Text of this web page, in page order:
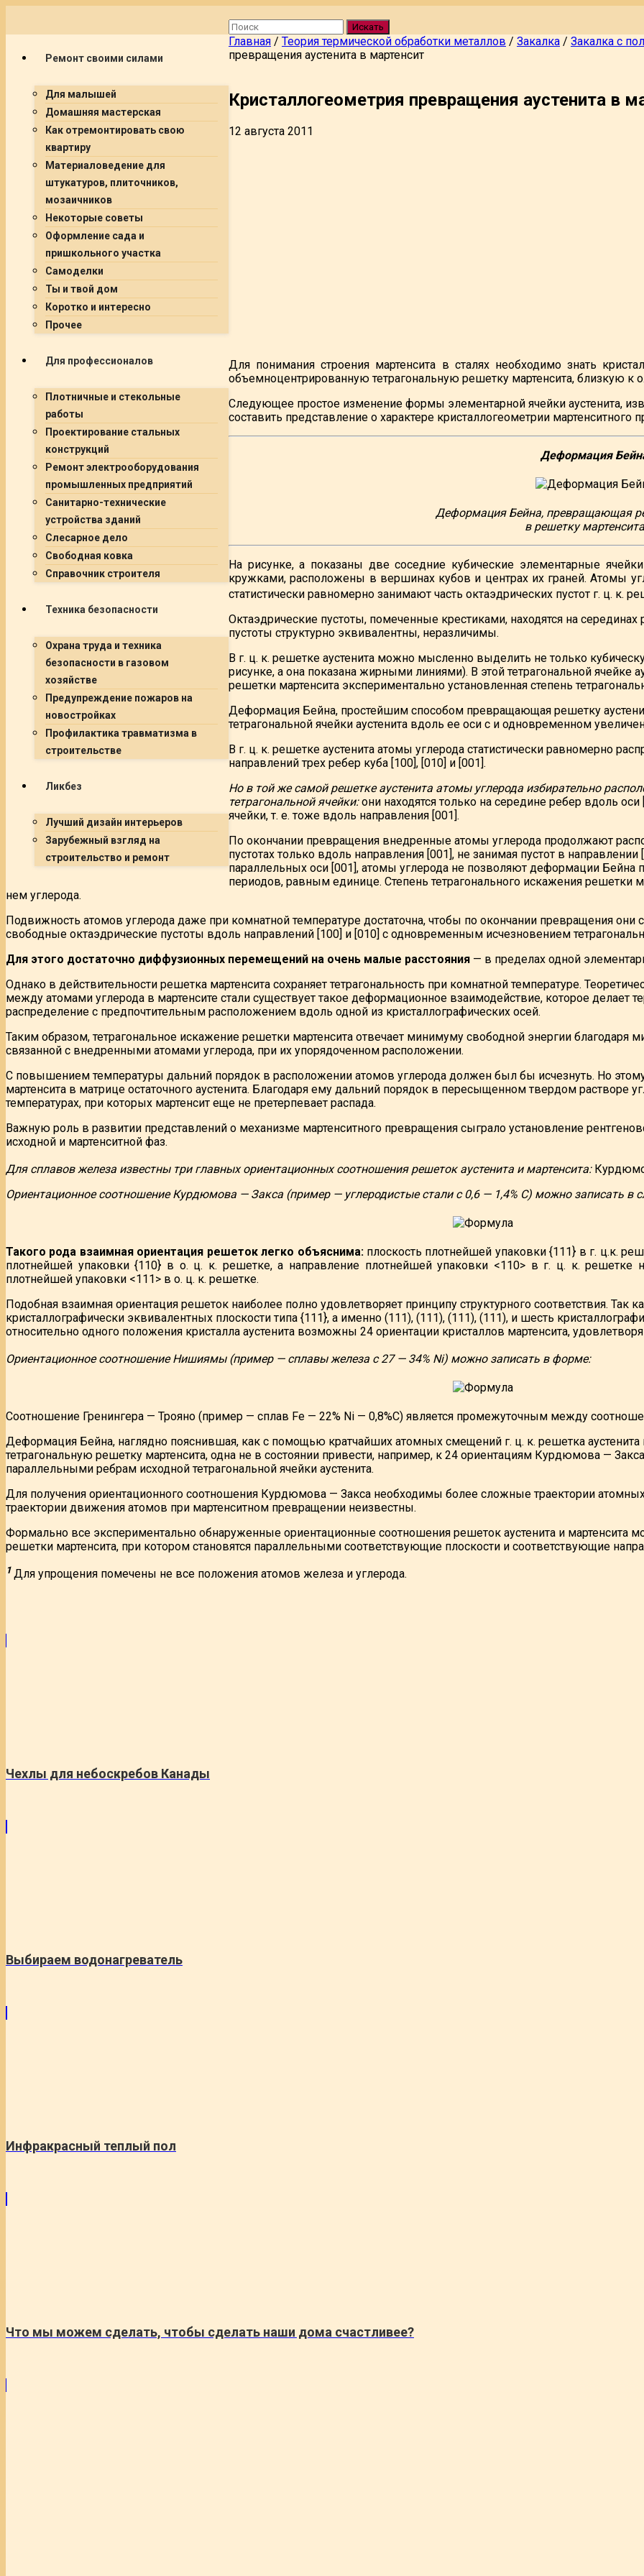
Ремонт своими силами
Для малышей
Домашняя мастерская
Как отремонтировать свою
квартиру
Материаловедение для
штукатуров, плиточников,
мозаичников
Некоторые советы
Оформление сада и
пришкольного участка
Самоделки
Ты и твой дом
Коротко и интересно
Прочее
Для профессионалов
Плотничные и стекольные
работы
Проектирование стальных
конструкций
Ремонт электрооборудования
промышленных предприятий
Санитарно-технические
устройства зданий
Слесарное дело
Свободная ковка
Справочник строителя
Техника безопасности
Охрана труда и техника
безопасности в газовом
хозяйстве
Предупреждение пожаров на
новостройках
Профилактика травматизма в
строительстве
Ликбез
Лучший дизайн интерьеров
Зарубежный взгляд на
строительство и ремонт
Искать
Главная / Теория термической обработки металлов / Закалка / Закалка с
превращения аустенита в мартенсит
Кристаллогеометрия превращения аустенита в
12 августа 2011
Для понимания строения мартенсита в сталях необходимо знать
объемноцентрированную тетрагональную решетку мартенсита, близкую к
Следующее простое изменение формы элементарной ячейки аустенита,
составить представление о характере кристаллогеометрии мартенситного
Деформация
Деформация Бейна, превращающая
в решетку
На рисунке, а показаны две соседние кубические элементарные
кружками, расположены в вершинах кубов и центрах их граней. Атомы
статистически равномерно занимают часть октаэдрических пустот г. ц. к.
Октаэдрические пустоты, помеченные крестиками, находятся на
пустоты структурно эквивалентны, неразличимы.
В г. ц. к. решетке аустенита можно мысленно выделить не только
рисунке, а она показана жирными линиями). В этой тетрагональной ячейке
решетки мартенсита экспериментально установленная степень
Деформация Бейна, простейшим способом превращающая решетку
тетрагональной ячейки аустенита вдоль ее оси с и одновременном
В г. ц. к. решетке аустенита атомы углерода статистически равномерно
направлений трех ребер куба [100], [010] и [001].
Но в той же самой решетке аустенита атомы углерода избирательно
тетрагональной ячейки:они находятся только на середине ребер вдоль
ячейки, т. е. тоже вдоль направления [001].
По окончании превращения внедренные атомы углерода продолжают
пустотах только вдоль направления [001], не занимая пустот в
параллельных оси [001], атомы углерода не позволяют деформации Бейна
периодов, равным единице. Степень тетрагонального искажения решетки
нем углерода.
Подвижность атомов углерода даже при комнатной температуре достаточна, чтобы по окончании превращения
свободные октаэдрические пустоты вдоль направлений [100] и [010] с одновременным исчезновением
Для этого достаточно диффузионных перемещений на очень малые расстояния — в пределах одной
Однако в действительности решетка мартенсита сохраняет тетрагональность при комнатной температуре.
между атомами углерода в мартенсите стали существует такое деформационное взаимодействие, которое делает
распределение с предпочтительным расположением вдоль одной из кристаллографических осей.
Таким образом, тетрагональное искажение решетки мартенсита отвечает минимуму свободной энергии
связанной с внедренными атомами углерода, при их упорядоченном расположении.
С повышением температуры дальний порядок в расположении атомов углерода должен был бы исчезнуть. Но этому
мартенсита в матрице остаточного аустенита. Благодаря ему дальний порядок в пересыщенном твердом растворе
температурах, при которых мартенсит еще не претерпевает распада.
Важную роль в развитии представлений о механизме мартенситного превращения сыграло установление
исходной и мартенситной фаз.
Для сплавов железа известны три главных ориентационных соотношения решеток аустенита и мартенсита:
Ориентационное соотношение Курдюмова — Закса (пример — углеродистые стали с 0,6 — 1,4% С) можно записать в
Такого рода взаимная ориентация решеток легко объяснима: плоскость плотнейшей упаковки {111} в г. ц.к.
плотнейшей упаковки {110} в о. ц. к. решетке, а направление плотнейшей упаковки <110> в г. ц. к.
плотнейшей упаковки <111> в о. ц. к. решетке.
Подобная взаимная ориентация решеток наиболее полно удовлетворяет принципу структурного соответствия. Так
кристаллографически эквивалентных плоскости типа {111}, а именно (111), (111), (111), (111), и шесть
относительно одного положения кристалла аустенита возможны 24 ориентации кристаллов мартенсита,
Ориентационное соотношение Нишиямы (пример — сплавы железа с 27 — 34% Ni) можно записать в форме:
Соотношение Гренингера — Трояно (пример — сплав Fe — 22% Ni — 0,8%С) является промежуточным между
Деформация Бейна, наглядно пояснившая, как с помощью кратчайших атомных смещений г. ц. к. решетка
тетрагональную решетку мартенсита, одна не в состоянии привести, например, к 24 ориентациям Курдюмова —
параллельными ребрам исходной тетрагональной ячейки аустенита.
Для получения ориентационного соотношения Курдюмова — Закса необходимы более сложные траектории
траектории движения атомов при мартенситном превращении неизвестны.
Формально все экспериментально обнаруженные ориентационные соотношения решеток аустенита и
решетки мартенсита, при котором становятся параллельными соответствующие плоскости и соответствующие
1 Для упрощения помечены не все положения атомов железа и углерода.
Чехлы для небоскребов Канады
Выбираем водонагреватель
Инфракрасный теплый пол
Что мы можем сделать, чтобы сделать наши дома счастливее?